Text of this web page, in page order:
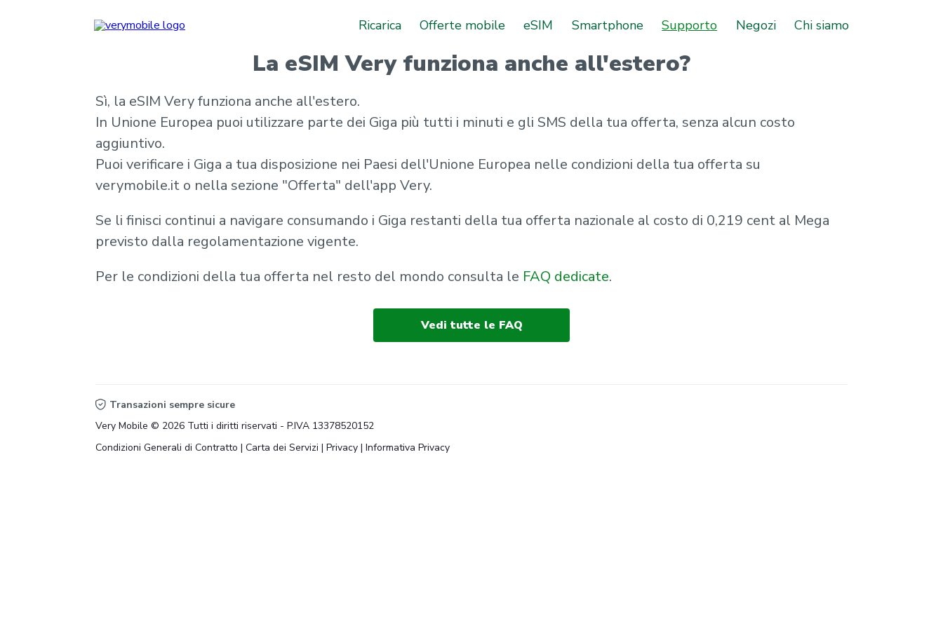
Ricarica Offerte mobile eSIM Smartphone Supporto Negozi Chi siamo
La eSIM Very funziona anche all'estero?
Sì, la eSIM Very funziona anche all'estero.
In Unione Europea puoi utilizzare parte dei Giga più tutti i minuti e gli SMS della tua offerta, senza alcun costo
aggiuntivo.
Puoi verificare i Giga a tua disposizione nei Paesi dell'Unione Europea nelle condizioni della tua offerta su
verymobile.it o nella sezione "Offerta" dell'app Very.
Se li finisci continui a navigare consumando i Giga restanti della tua offerta nazionale al costo di 0,219 cent al Mega
previsto dalla regolamentazione vigente.
Per le condizioni della tua offerta nel resto del mondo consulta le FAQ dedicate.
Vedi tutte le FAQ
Transazioni sempre sicure
Very Mobile © 2026 Tutti i diritti riservati - P.IVA 13378520152
Condizioni Generali di Contratto | Carta dei Servizi | Privacy | Informativa Privacy